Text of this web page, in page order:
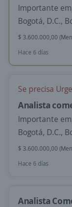
Importante
Bogotá, D.C.,
$ 3.600.000,00
Hace 6 días
Se precisa
Analista
Importante
Bogotá, D.C.,
$ 3.600.000,00
Hace 6 días
Analista